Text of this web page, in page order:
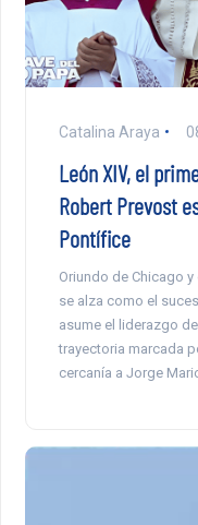
Catalina Araya
León XIV, el
Robert Prevost
Pontífice
Oriundo de Chicago
se alza como el
asume el liderazgo
trayectoria marcada
cercanía a Jorge